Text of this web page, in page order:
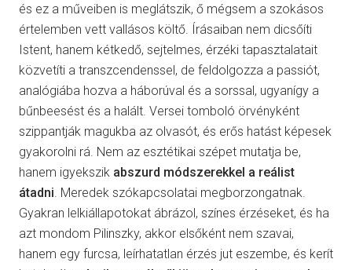
és ez a műveiben is meglátszik, ő mégsem a szokásos
értelemben vett vallásos költő. Írásaiban nem dicsőíti
Istent, hanem kétkedő, sejtelmes, érzéki tapasztalatait
közvetíti a transzcendenssel, de feldolgozza a passiót,
analógiába hozva a háborúval és a sorssal, ugyanígy a
bűnbeesést és a halált. Versei tomboló örvényként
szippantják magukba az olvasót, és erős hatást képesek
gyakorolni rá. Nem az esztétikai szépet mutatja be,
hanem igyekszik abszurd módszerekkel a reálist
átadni . Meredek szókapcsolatai megborzongatnak.
Gyakran lelkiállapotokat ábrázol, színes érzéseket, és ha
azt mondom Pilinszky, akkor elsőként nem szavai,
hanem egy furcsa, leírhatatlan érzés jut eszembe, és kerít